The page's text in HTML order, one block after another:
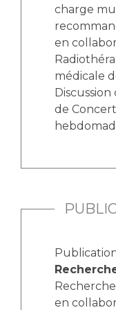
charge
en
médicale
Discussion
de
en